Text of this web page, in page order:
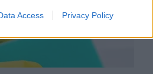
Access Privacy Policy